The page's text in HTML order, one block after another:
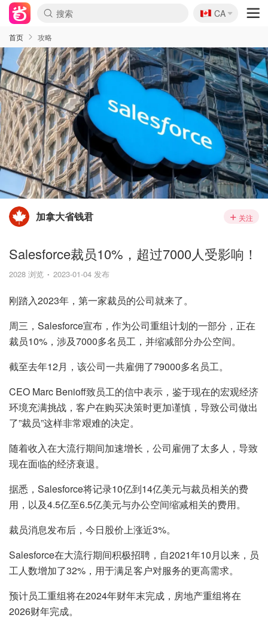
🇨🇦
CA
首页 攻略
加拿大省钱君 关注
Salesforce裁员10%，超过7000人受影响！
2028 浏览 2023-01-04 发布
刚踏入2023年，第一家裁员的公司就来了。
周三，Salesforce宣布，作为公司重组计划的一部分，正在
裁员10%，涉及7000多名员工，并缩减部分办公空间。
截至去年12月，该公司一共雇佣了79000多名员工。
CEO Marc Benioff致员工的信中表示，鉴于现在的宏观经济
环境充满挑战，客户在购买决策时更加谨慎，导致公司做出
了”裁员”这样非常艰难的决定。
随着收入在大流行期间加速增长，公司雇佣了太多人，导致
现在面临的经济衰退。
据悉，Salesforce将记录10亿到14亿美元与裁员相关的费
用，以及4.5亿至6.5亿美元与办公空间缩减相关的费用。
裁员消息发布后，今日股价上涨近3%。
Salesforce在大流行期间积极招聘，自2021年10月以来，员
工人数增加了32%，用于满足客户对服务的更高需求。
预计员工重组将在2024年财年末完成，房地产重组将在
2026财年完成。